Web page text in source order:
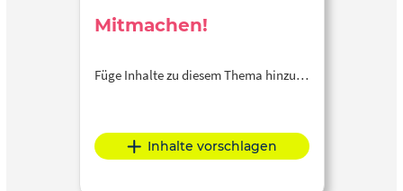
Mitmachen!
Füge Inhalte zu diesem Thema hinzu…
Inhalte vorschlagen